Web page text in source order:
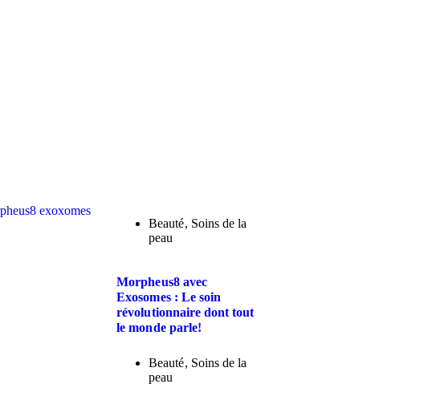
Beauté, Soins de la
peau
Morpheus8 avec
Exosomes : Le soin
révolutionnaire dont tout
le monde parle!
Beauté, Soins de la
peau